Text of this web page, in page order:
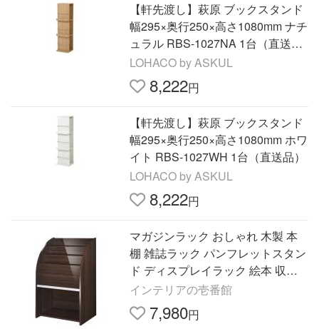
【軒先渡し】萩原 ブックスタンド
幅295×奥行250×高さ1080mm ナチ
ュラル RBS-1027NA 1台（直送
品）
LOHACO by ASKUL
8,222円
【軒先渡し】萩原 ブックスタンド
幅295×奥行250×高さ1080mm ホワ
イト RBS-1027WH 1台（直送品）
LOHACO by ASKUL
8,222円
マガジンラック おしゃれ 木製 本
棚 雑誌ラック パンフレットスタン
ド ディスプレイラック 絵本 収納
鏡面 棚あり ブラウン スリム 幅55
薄型 北欧 絵本棚
インテリアの壱番館
7,980円